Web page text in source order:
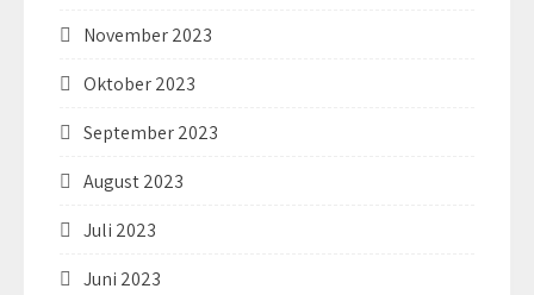
November 2023
Oktober 2023
September 2023
August 2023
Juli 2023
Juni 2023